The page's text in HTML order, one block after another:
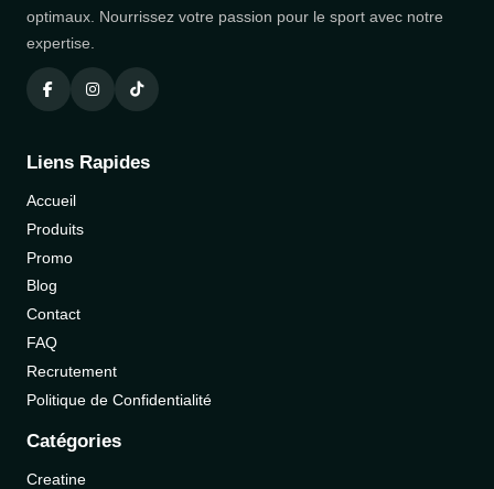
optimaux. Nourrissez votre passion pour le sport avec notre
expertise.
Liens Rapides
Accueil
Produits
Promo
Blog
Contact
FAQ
Recrutement
Politique de Confidentialité
Catégories
Creatine